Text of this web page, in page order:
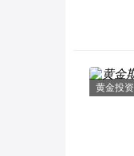
黄金投资